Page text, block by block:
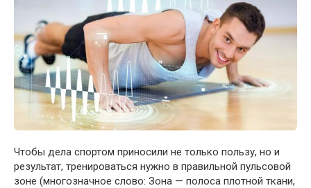
Чтобы дела спортом приносили не только пользу, но и
результат, тренироваться нужно в правильной пульсовой
зоне (многозначное слово: Зона — полоса плотной ткани,